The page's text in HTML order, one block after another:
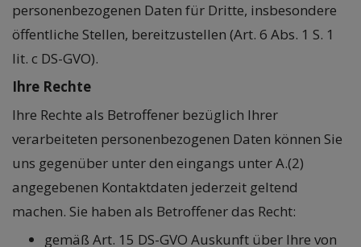
personenbezogenen Daten für Dritte, insbesondere
öffentliche Stellen, bereitzustellen (Art. 6 Abs. 1 S. 1
lit. c DS-GVO).
Ihre Rechte
Ihre Rechte als Betroffener bezüglich Ihrer
verarbeiteten personenbezogenen Daten können Sie
uns gegenüber unter den eingangs unter A.(2)
angegebenen Kontaktdaten jederzeit geltend
machen. Sie haben als Betroffener das Recht:
gemäß Art. 15 DS-GVO Auskunft über Ihre von